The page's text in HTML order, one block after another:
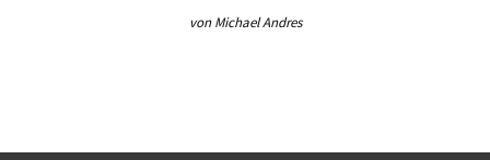
von Michael Andres